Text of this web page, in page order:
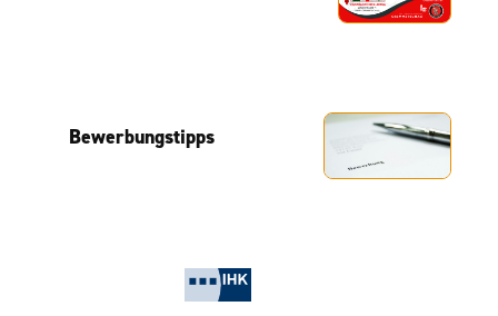
Bewerbungstipps